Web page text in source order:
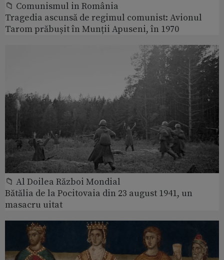
📁 Comunismul in România
Tragedia ascunsă de regimul comunist: Avionul
Tarom prăbușit în Munții Apuseni, în 1970
📁 Al Doilea Război Mondial
Bătălia de la Pocitovaia din 23 august 1941, un
masacru uitat